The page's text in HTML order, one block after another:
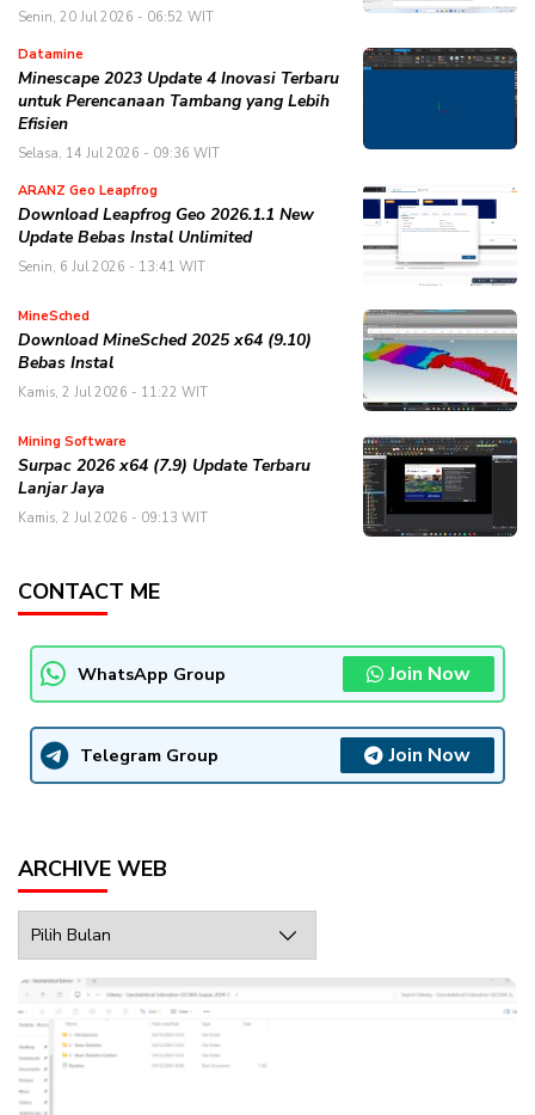
Senin, 20 Jul 2026 - 06:52 WIT
Datamine
Minescape 2023 Update 4 Inovasi Terbaru
untuk Perencanaan Tambang yang Lebih
Efisien
Selasa, 14 Jul 2026 - 09:36 WIT
ARANZ Geo Leapfrog
Download Leapfrog Geo 2026.1.1 New
Update Bebas Instal Unlimited
Senin, 6 Jul 2026 - 13:41 WIT
MineSched
Download MineSched 2025 x64 (9.10)
Bebas Instal
Kamis, 2 Jul 2026 - 11:22 WIT
Mining Software
Surpac 2026 x64 (7.9) Update Terbaru
Lanjar Jaya
Kamis, 2 Jul 2026 - 09:13 WIT
CONTACT ME
WhatsApp Group Join Now
Telegram Group Join Now
ARCHIVE WEB
Web